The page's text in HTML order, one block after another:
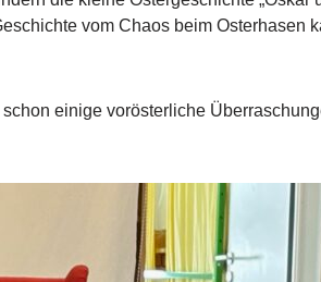
vom Chaos beim Osterhasen
einige vorösterliche